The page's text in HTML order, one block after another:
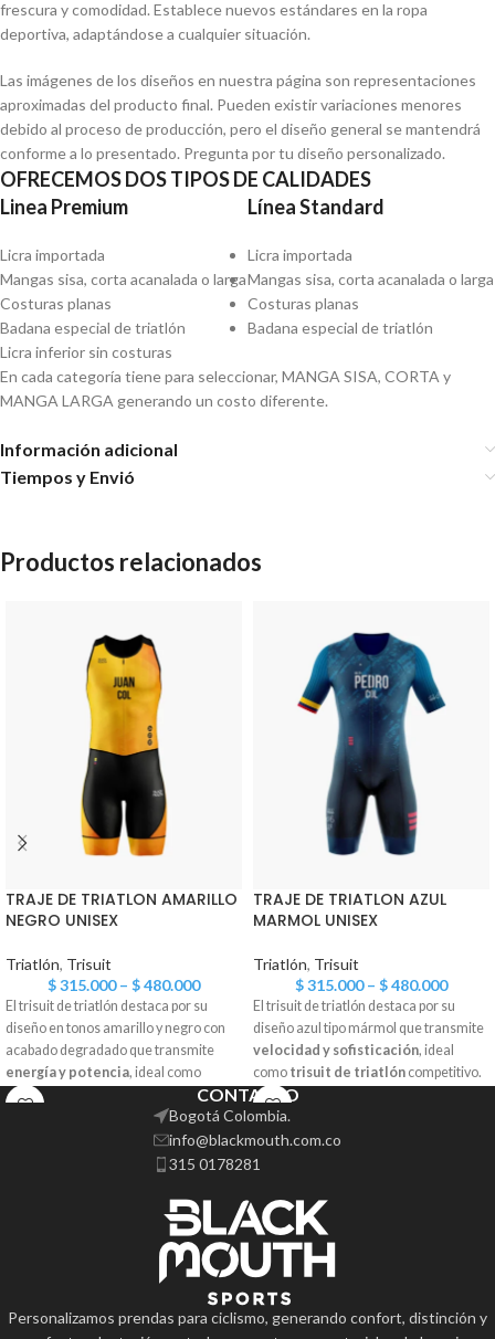
frescura y comodidad. Establece nuevos estándares en la ropa
deportiva, adaptándose a cualquier situación.
Las imágenes de los diseños en nuestra página son representaciones
aproximadas del producto final. Pueden existir variaciones menores
debido al proceso de producción, pero el diseño general se mantendrá
conforme a lo presentado. Pregunta por tu diseño personalizado.
OFRECEMOS DOS TIPOS DE CALIDADES
Linea Premium
Licra importada
Mangas sisa, corta acanalada o larga
Costuras planas
Badana especial de triatlón
Licra inferior sin costuras
Línea Standard
Licra importada
Mangas sisa, corta acanalada o larga
Costuras planas
Badana especial de triatlón
En cada categoría tiene para seleccionar, MANGA SISA, CORTA y
MANGA LARGA generando un costo diferente.
Información adicional
Tiempos y Envió
Productos relacionados
TRAJE DE TRIATLON AMARILLO
NEGRO UNISEX
Triatlón, Trisuit
$315.000 – $480.000
El trisuit de triatlón destaca por su
diseño en tonos amarillo y negro con
acabado degradado que transmite
energía y potencia, ideal como
trisuit de triatlón
competitivo. Este
es un traje de triatlón trifunción
para natación, ciclismo y running,
desarrollado como uniforme de
, ajuste
compresivo y aerodinámica que
optimizan el confort en competencia.
Funciona en distancias sprint, olímpico,
trisuit
hombre, trisuit mujer ytraje de
TRAJE DE TRIATLON AZUL
MARMOL UNISEX
Triatlón, Trisuit
$315.000 – $480.000
El trisuit de triatlón destaca por su
diseño azul tipo mármol que transmite
velocidad y sofisticación, ideal
como trisuit de triatlón competitivo.
Este trisuit es un traje de triatlón
trifunción para natación, ciclismo y
running, desarrollado como uniforme
de triatlón enfocado en rendimiento.
compresivo y aerodinámica para
máximo confort en competencia.
Funciona en distancias sprint, olímpico,
media y larga. Disponible como
hombre
personalizado con nombre, país y
CONTACTO
Bogotá Colombia.
info@blackmouth.com.co
315 0178281
Personalizamos prendas para ciclismo, generando confort, distinción y